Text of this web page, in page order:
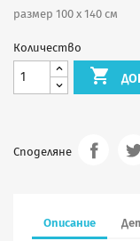
размер 100 х 140 см
Количество

Споделяне
Описание